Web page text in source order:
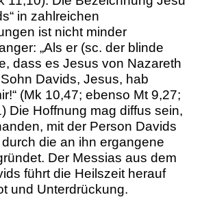
in zahlreichen
ist nicht minder
„Als er (sc. der blinde
dass es Jesus von Nazareth
Davids, Jesus, hab
(Mk 10,47; ebenso Mt 9,27;
Die Hoffnung mag diffus sein,
mit der Person Davids
die an ihn ergangene
Der Messias aus dem
führt die Heilszeit herauf
und Unterdrückung.